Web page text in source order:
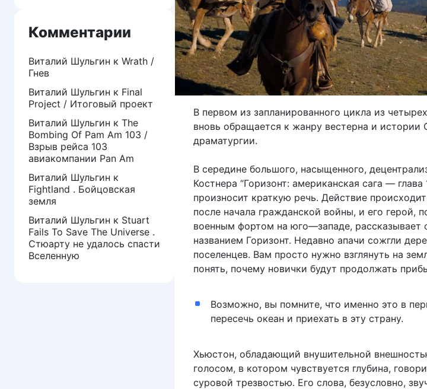
В первом из запланированного цикла из
вновь обращается к жанру вестерна и
драматургии.
В середине большого, насыщенного,
Костнера “Горизонт: американская сага —
произносит краткую речь. Действие
после начала гражданской войны, и его герой,
военным фортом на юго—западе,
названием Горизонт. Недавно апачи сожгли
поселенцев. Вам просто нужно взглянуть на
понять, почему новички будут продолжать
Возможно, вы помните, что именно это в
пересечь океан и приехать в эту страну.
Хьюстон, обладающий внушительной
голосом, в котором чувствуется глубина,
суровой трезвостью. Его слова, безусловно,
Комментарии
Виталий Шульгин к Wrath /
Гнев
Виталий Шульгин к Final
Project / Итоговый проект
Виталий Шульгин к The
Bombing Of Pam Am 103 /
Взрыв рейса 103
авиакомпании Pan Am
Виталий Шульгин к
Fightland . Бойцовская
земля
Виталий Шульгин к Stuart
Fails To Save The Universe .
Стюарту не удалось спасти
Вселенную